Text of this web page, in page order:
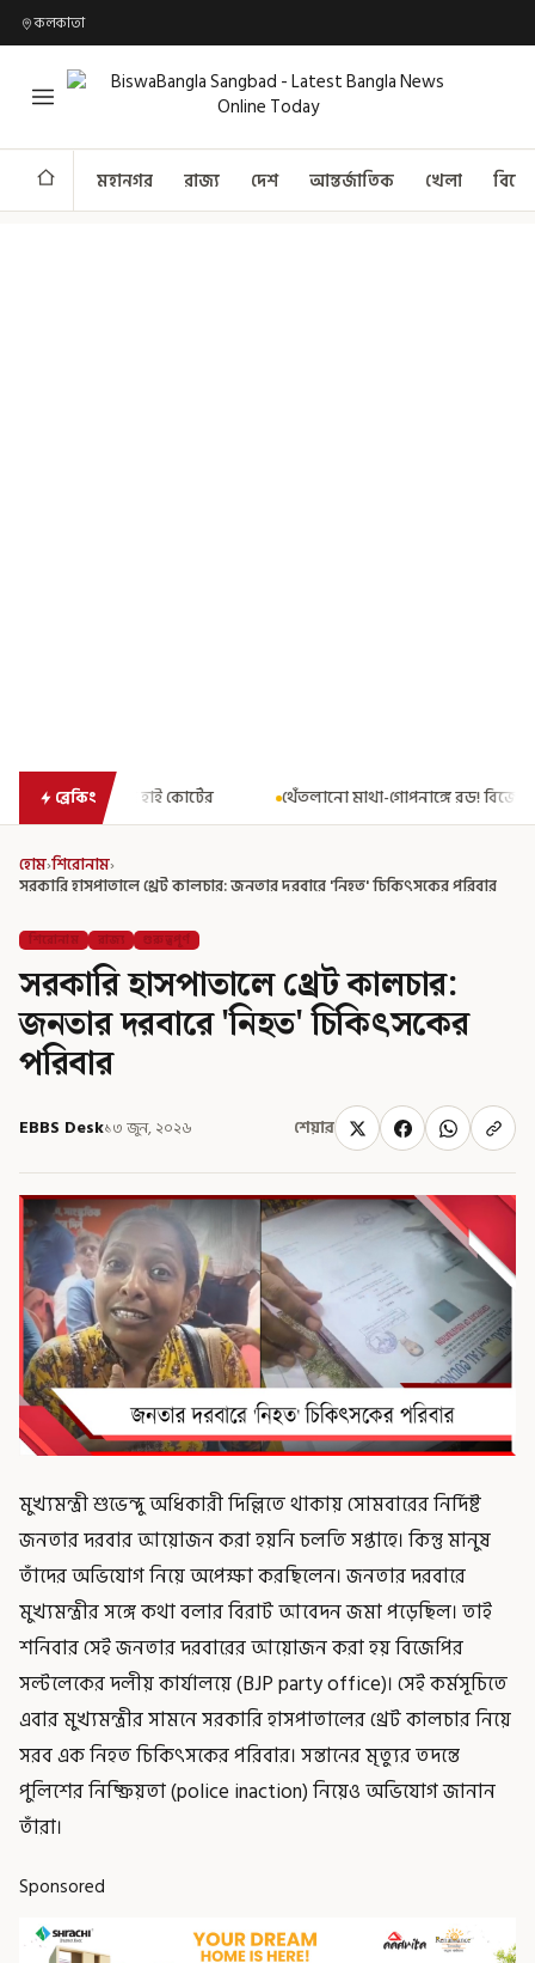
কলকাতা
মহানগর রাজ্য দেশ আন্তর্জাতিক খেলা
ব্রেকিং থেঁতলানো মাথা-গোপনাঙ্গে রড! বিজেপিশাসিত অসমে
হোম›শিরোনাম›
সরকারি হাসপাতালে থ্রেট কালচার: জনতার দরবারে 'নিহত' চিকিৎসকের পরিবার
শিরোনাম রাজ্য গুরুত্বপূর্ণ
সরকারি হাসপাতালে থ্রেট কালচার:
জনতার দরবারে 'নিহত' চিকিৎসকের
পরিবার
EBBS Desk১৩ জুন, ২০২৬ শেয়ার
মুখ্যমন্ত্রী শুভেন্দু অধিকারী দিল্লিতে থাকায় সোমবারের নির্দিষ্ট
জনতার দরবার আয়োজন করা হয়নি চলতি সপ্তাহে। কিন্তু মানুষ
তাঁদের অভিযোগ নিয়ে অপেক্ষা করছিলেন। জনতার দরবারে
মুখ্যমন্ত্রীর সঙ্গে কথা বলার বিরাট আবেদন জমা পড়েছিল। তাই
শনিবার সেই জনতার দরবারের আয়োজন করা হয় বিজেপির
সল্টলেকের দলীয় কার্যালয়ে (BJP party office)। সেই কর্মসূচিতে
এবার মুখ্যমন্ত্রীর সামনে সরকারি হাসপাতালের থ্রেট কালচার নিয়ে
সরব এক নিহত চিকিৎসকের পরিবার। সন্তানের মৃত্যুর তদন্তে
পুলিশের নিষ্ক্রিয়তা (police inaction) নিয়েও অভিযোগ জানান
তাঁরা।
Sponsored